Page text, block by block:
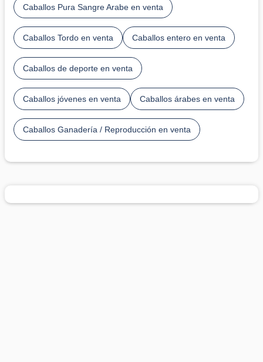
Caballos Pura Sangre Arabe en venta
Caballos Tordo en venta Caballos entero en venta
Caballos de deporte en venta
Caballos jóvenes en venta Caballos árabes en venta
Caballos Ganadería / Reproducción en venta